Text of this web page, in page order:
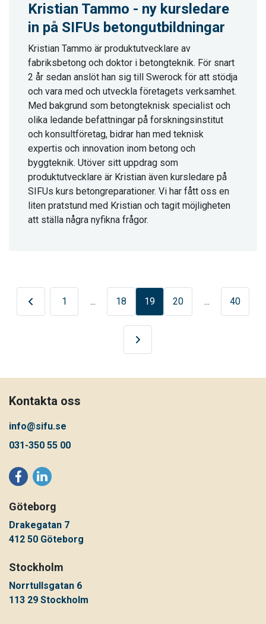
Kristian Tammo - ny kursledare
in på SIFUs betongutbildningar
Kristian Tammo är produktutvecklare av
fabriksbetong och doktor i betongteknik. För snart
2 år sedan anslöt han sig till Swerock för att stödja
och vara med och utveckla företagets verksamhet.
Med bakgrund som betongteknisk specialist och
olika ledande befattningar på forskningsinstitut
och konsultföretag, bidrar han med teknisk
expertis och innovation inom betong och
byggteknik. Utöver sitt uppdrag som
produktutvecklare är Kristian även kursledare på
SIFUs kurs betongreparationer. Vi har fått oss en
liten pratstund med Kristian och tagit möjligheten
att ställa några nyfikna frågor.
1 18 19 20 40
Nästa sida
Kontakta oss
info@sifu.se
031-350 55 00
Göteborg
Drakegatan 7
412 50 Göteborg
Stockholm
Norrtullsgatan 6
113 29 Stockholm